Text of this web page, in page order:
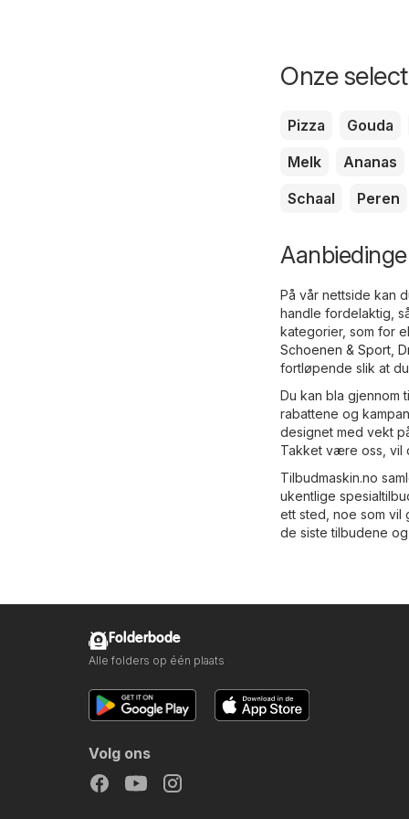
Onze
Pizza
Gouda
Melk
Ananas
Schaal
Peren
På vår nettside kan
handle fordelaktig,
kategorier, som for
Schoenen & Sport
fortløpende slik at
Du kan bla gjennom
rabattene og
designet med vekt
Takket være oss, vil
Tilbudmaskin.no
ukentlige
ett sted, noe som vil
de siste tilbudene
Folderbode
Alle folders op één plaats
Volg ons